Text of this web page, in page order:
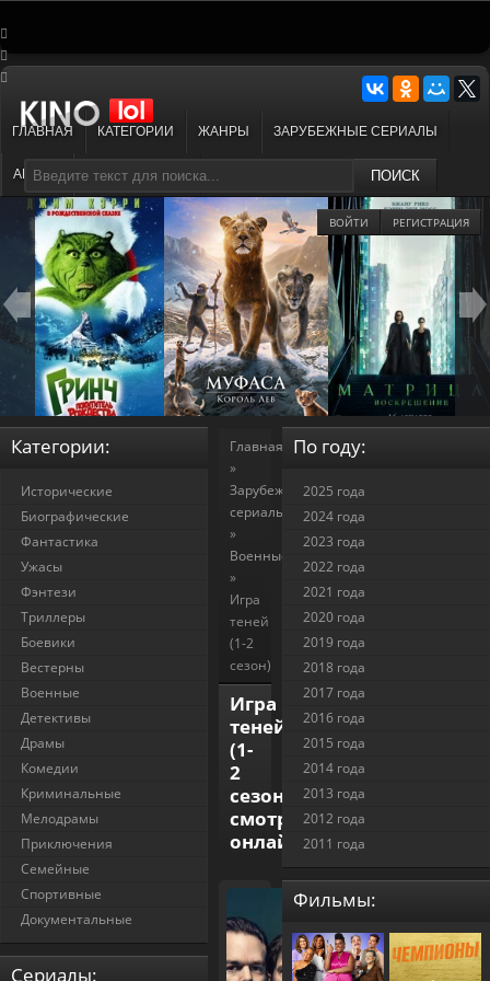
ПОИСК
ВОЙТИ РЕГИСТРАЦИЯ
ГЛАВНАЯ КАТЕГОРИИ ЖАНРЫ ЗАРУБЕЖНЫЕ СЕРИАЛЫ
АНИМЕ МУЛЬТФИЛЬМЫ
Главная
»
Зарубежные
сериалы
»
Военные
»
Игра
теней
(1-2
сезон)
Игра
теней
(1-
2
сезон)
смотреть
онлайн
Категории:
Исторические
Биографические
Фантастика
Ужасы
Фэнтези
Триллеры
Боевики
Вестерны
Военные
Детективы
Драмы
Комедии
Криминальные
Мелодрамы
Приключения
Семейные
Спортивные
Документальные
Cериалы:
По году:
2025 года
2024 года
2023 года
2022 года
2021 года
2020 года
2019 года
2018 года
2017 года
2016 года
2015 года
2014 года
2013 года
2012 года
2011 года
Фильмы: